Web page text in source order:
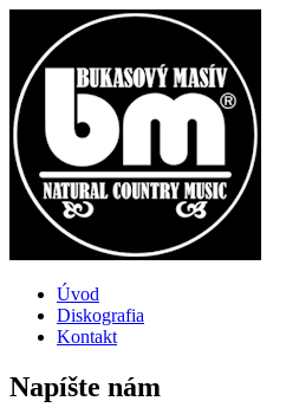
Úvod
Diskografia
Kontakt
Napíšte nám